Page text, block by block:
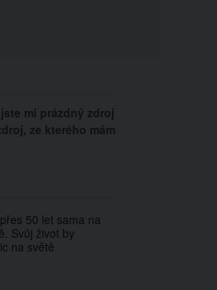
mi prázdný zdroj
ze kterého mám
50 let sama na
Svůj život by
na světě